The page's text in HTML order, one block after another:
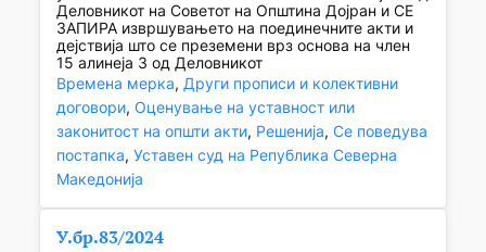
Деловникот на Советот на Општина Дојран и СЕ
ЗАПИРА извршувањето на поединечните акти и
дејствија што се преземени врз основа на член
15 алинеја 3 од Деловникот
Времена мерка, Други прописи и колективни
договори, Оценување на уставност или
законитост на општи акти, Решенија, Се поведува
постапка, Уставен суд на Република Северна
Македонија
У.бр.83/2024